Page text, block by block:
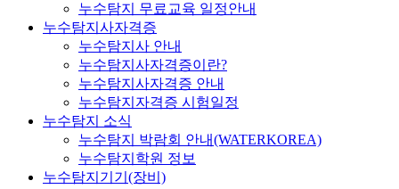
누수탐지 무료교육 일정안내
누수탐지사자격증
누수탐지사 안내
누수탐지사자격증이란?
누수탐지사자격증 안내
누수탐지자격증 시험일정
누수탐지 소식
누수탐지 박람회 안내(WATERKOREA)
누수탐지학원 정보
누수탐지기기(장비)